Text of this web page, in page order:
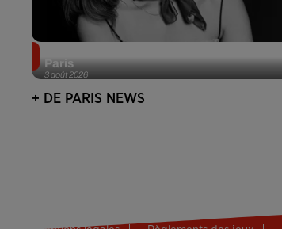
3 août 2026
Paris
+ DE PARIS NEWS